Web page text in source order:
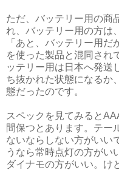
ただ、バッテリー用の商
れ、バッテリー用の方は
「あと、バッテリー用
を使った製品と混同され
ッテリー用は日本へ発送
ち抜かれた状態になるか
態だったのです。
スペックを見てみると
間保つとあります。テー
ないならしない方がいい
うなら常時点灯の方がい
ダイナモの方がいい。け